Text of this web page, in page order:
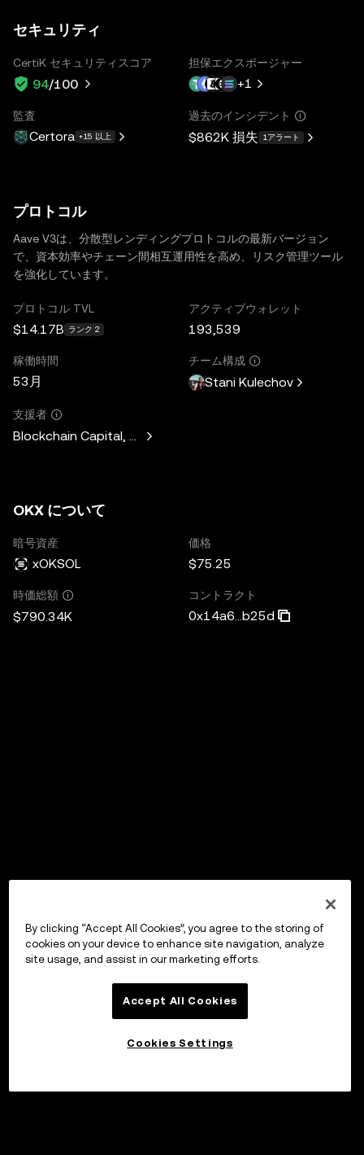
セキュリティ
CertiK セキュリティスコア
94/100
担保エクスポージャー
+1
監査
Certora +15 以上
過去のインシデント
$862K 損失 1アラート
プロトコル
Aave V3は、分散型レンディングプロトコルの最新バージョン
で、資本効率やチェーン間相互運用性を高め、リスク管理ツール
を強化しています。
プロトコル TVL
$14.17B ランク 2
アクティブウォレット
193,539
稼働時間
53月
チーム構成
Stani Kulechov
支援者
Blockchain Capital, Standard Crypto, Blockchain.com
OKX について
暗号資産
xOKSOL
価格
$75.25
時価総額
$790.34K
コントラクト
0x14a6...b25d
By clicking “Accept All Cookies”, you agree to the storing of
cookies on your device to enhance site navigation, analyze
site usage, and assist in our marketing efforts.
Accept All Cookies
Cookies Settings